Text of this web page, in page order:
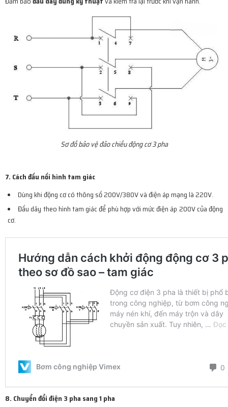
Sơ đồ bảo vệ đảo chiều động cơ 3 pha
7. Cách đấu nối hình tam giác
Dùng khi động cơ có thông số 200V/380V và điện áp mạng là 220V.
Đấu dây theo hình tam giác để phù hợp với mức điện áp 200V của động
cơ.
8. Chuyển đổi điện 3 pha sang 1 pha